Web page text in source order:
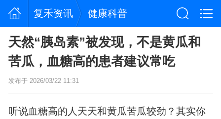
复禾资讯 健康科普
天然“胰岛素”被发现，不是黄瓜和
苦瓜，血糖高的患者建议常吃
发布于 2026/03/22 11:31
听说血糖高的人天天和黄瓜苦瓜较劲？其实你